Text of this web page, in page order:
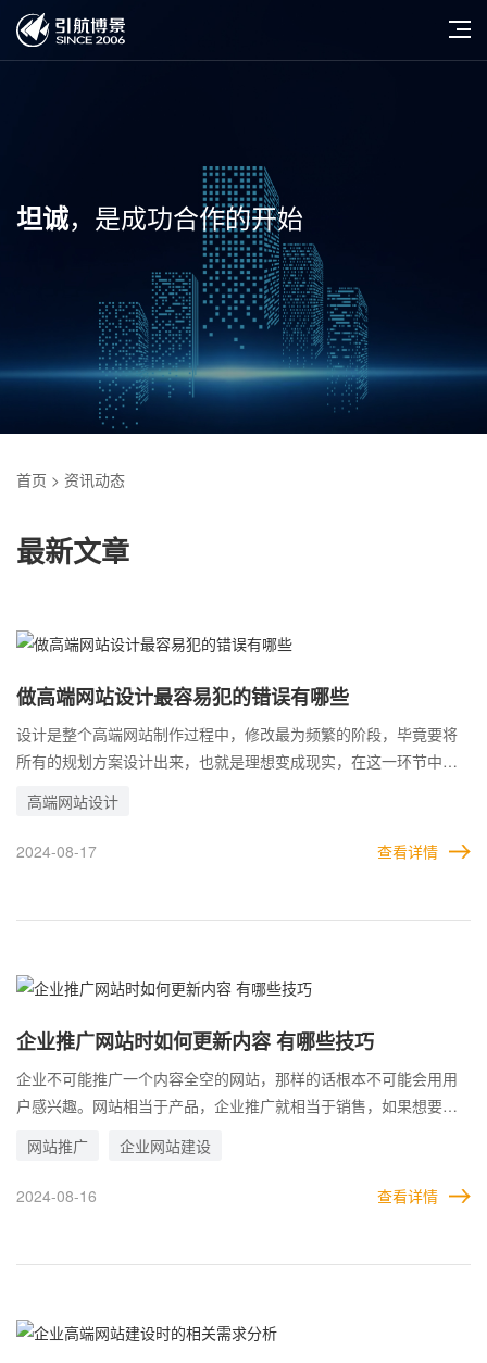
坦诚，是成功合作的开始
首页 > 资讯动态
最新文章
做高端网站设计最容易犯的错误有哪些
设计是整个高端网站制作过程中，修改最为频繁的阶段，毕竟要将
所有的规划方案设计出来，也就是理想变成现实，在这一环节中，
法，也会导致设计返工。 就比如有的企业过于追求网站内容的复杂
性，认为这样的网站才丰富充实有价值。但在设计时，这样的观念
高端网站设计
2024-08-17 查看详情
企业推广网站时如何更新内容 有哪些技巧
企业不可能推广一个内容全空的网站，那样的话根本不可能会用用
户感兴趣。网站相当于产品，企业推广就相当于销售，如果想要顺
企业在推广网站时，需要不断的更新内容，让网站更加的充实丰
富，能有效提升网站的档次。那么，要想获得用户的认可和青睐，
网站推广 企业网站建设
2024-08-16 查看详情